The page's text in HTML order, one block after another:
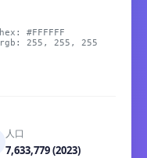
hex: #FFFFFF
rgb: 255, 255, 255
人口
7,633,779 (2023)